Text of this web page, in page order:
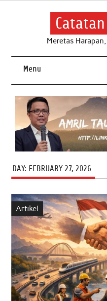
Skip
Meretas
Menu
DAY: FEBRUARY 27, 2026
Artikel